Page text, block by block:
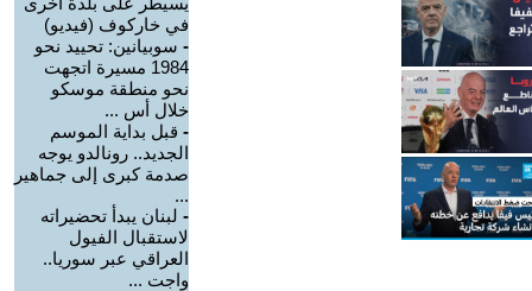
في خاركوف (فيديو)
- سوبيانين: تحييد نحو
1984 مسيرة اتجهت
نحو منطقة موسكو
خلال أس ...
- قبل بداية الموسم
الجديد.. رونالدو يوجه
صدمة كبرى إلى جماهير
...
- لبنان يبدأ تحضيراته
لاستقبال الفيول
العراقي عبر سوريا..
واجت ...